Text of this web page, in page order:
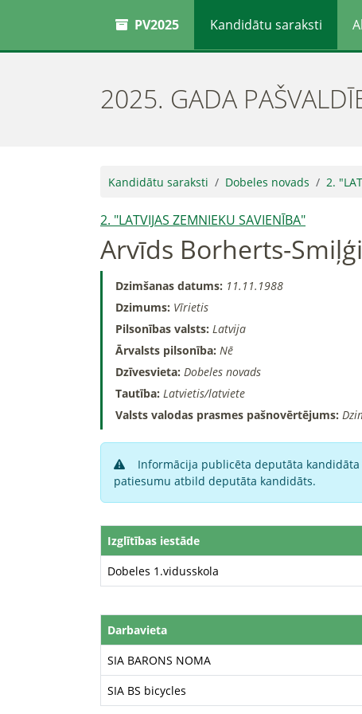
PV2025 Kandidātu saraksti
2025. GADA
Kandidātu saraksti Dobeles novads 2.
2. "LATVIJAS ZEMNIEKU SAVIENĪBA"
Arvīds Borherts-
Dzimšanas datums: 11.11.1988
Dzimums: Vīrietis
Pilsonības valsts: Latvija
Ārvalsts pilsonība: Nē
Dzīvesvieta: Dobeles novads
Tautība: Latvietis/latviete
Valsts valodas prasmes pašnovērtējums:
Informācija publicēta deputāta
patiesumu atbild deputāta kandidāts.
Izglītības iestāde
Dobeles 1.vidusskola
Darbavieta
SIA BARONS NOMA
SIA BS bicycles